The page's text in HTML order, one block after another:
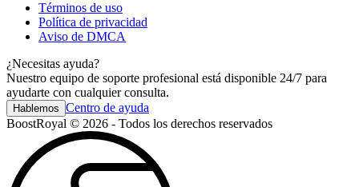
Términos de uso
Política de privacidad
Aviso de DMCA
¿Necesitas ayuda?
Nuestro equipo de soporte profesional está disponible 24/7 para
ayudarte con cualquier consulta.
Hablemos Centro de ayuda
BoostRoyal © 2026 - Todos los derechos reservados